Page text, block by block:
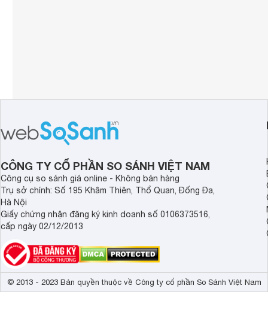
CÔNG TY CỔ PHẦN SO SÁNH VIỆT NAM
Công cụ so sánh giá online - Không bán hàng
Trụ sở chính: Số 195 Khâm Thiên, Thổ Quan, Đống Đa,
Hà Nội
Giấy chứng nhận đăng ký kinh doanh số 0106373516,
cấp ngày 02/12/2013
© 2013 - 2023 Bản quyền thuộc về Công ty cổ phần So Sánh Việt Nam